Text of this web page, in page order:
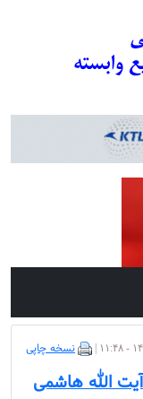
نسخه چاپی
الله هاشمی